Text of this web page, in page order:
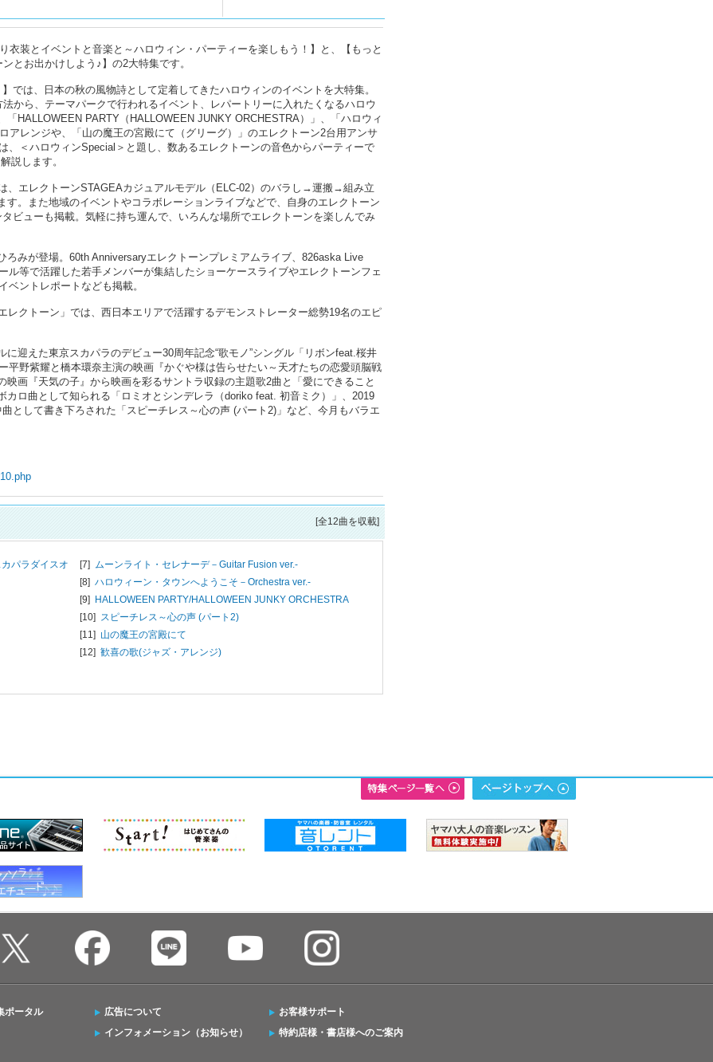
衣装とイベントと音楽と～ハロウィン・パーティーを楽しもう！】と、【もっと
とお出かけしよう♪】の2大特集です。
では、日本の秋の風物詩として定着してきたハロウィンのイベントを大特集。
から、テーマパークで行われるイベント、レパートリーに入れたくなるハロウ
「HALLOWEEN PARTY（HALLOWEEN JUNKY ORCHESTRA）」、「ハロウィ
アレンジや、「山の魔王の宮殿にて（グリーグ）」のエレクトーン2台用アンサ
、＜ハロウィンSpecial＞と題し、数あるエレクトーンの音色からパーティーで
説します。
、エレクトーンSTAGEAカジュアルモデル（ELC-02）のバラし→運搬→組み立
。また地域のイベントやコラボレーションライブなどで、自身のエレクトーン
ビューも掲載。気軽に持ち運んで、いろんな場所でエレクトーンを楽しんでみ
ろみが登場。60th Anniversaryエレクトーンプレミアムライブ、826aska Live
ル等で活躍した若手メンバーが集結したショーケースライブやエレクトーンフェ
ベントレポートなども掲載。
レクトーン」では、西日本エリアで活躍するデモンストレーター総勢19名のエピ
迎えた東京スカパラのデビュー30周年記念“歌モノ”シングル「リボンfeat.桜井
平野紫耀と橋本環奈主演の映画『かぐや様は告らせたい～天才たちの恋愛頭脳戦
映画『天気の子』から映画を彩るサントラ収録の主題歌2曲と「愛にできること
カロ曲として知られる「ロミオとシンデレラ（doriko feat. 初音ミク）」、2019
として書き下ろされた「スピーチレス～心の声 (パート2)」など、今月もバラエ
[全12曲を収載]
パラダイスオ
[7] ムーンライト・セレナーデ－Guitar Fusion ver.-
[8] ハロウィーン・タウンへようこそ－Orchestra ver.-
[9] HALLOWEEN PARTY/HALLOWEEN JUNKY ORCHESTRA
[10] スピーチレス～心の声 (パート2)
[11] 山の魔王の宮殿にて
[12] 歓喜の歌(ジャズ・アレンジ)
ポータル
広告について
インフォメーション（お知らせ）
お客様サポート
特約店様・書店様へのご案内